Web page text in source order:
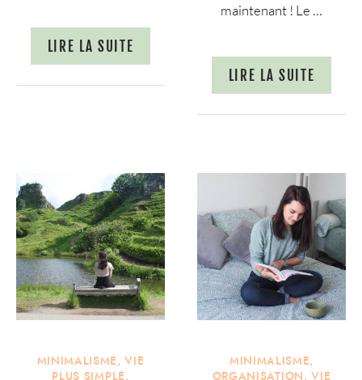
LIRE LA SUITE
maintenant ! Le …
LIRE LA SUITE
MINIMALISME,VIE
PLUS SIMPLE,
MINIMALISME,
ORGANISATION,VIE